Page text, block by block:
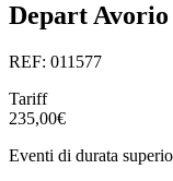
Depart Avorio
REF: 011577
Tariff
235,00€
Eventi di durata